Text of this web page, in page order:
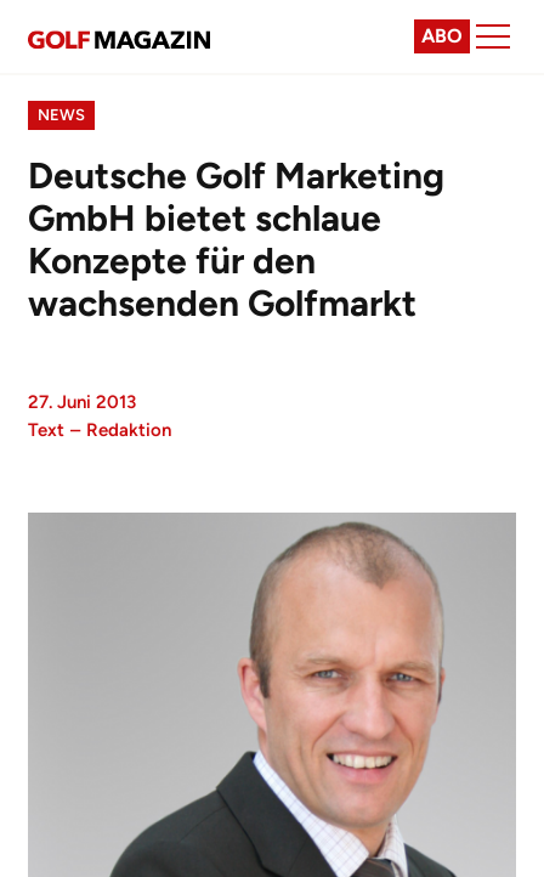
ABO
NEWS
Deutsche Golf Marketing
GmbH bietet schlaue
Konzepte für den
wachsenden Golfmarkt
27. Juni 2013
Text – Redaktion